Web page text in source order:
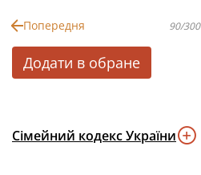
Попередня 90/300
Додати в обране
Сімейний кодекс України